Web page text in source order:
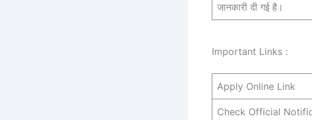
जानकारी दी गई है।
Important Links :
Apply Online Link
Check Official